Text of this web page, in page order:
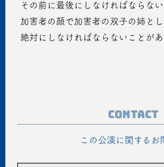
その前に最後にしなければならない
加害者の顔で加害者の双子の姉とし
絶対にしなければならないことがあ
Contact
この公演に関するお